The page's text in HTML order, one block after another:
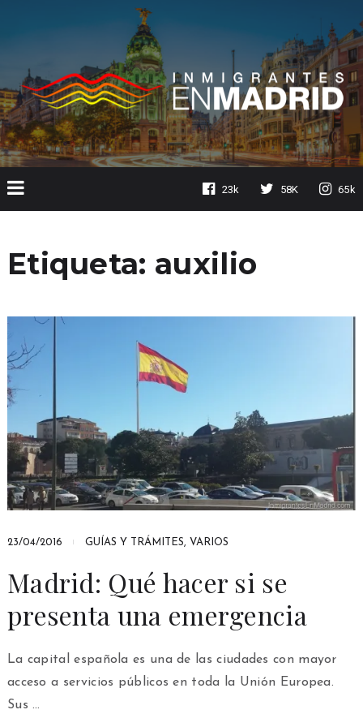
23k 58K 65k
Etiqueta: auxilio
23/04/2016 GUÍAS Y TRÁMITES, VARIOS
Madrid: Qué hacer si se
presenta una emergencia
La capital española es una de las ciudades con mayor
acceso a servicios públicos en toda la Unión Europea.
Sus …